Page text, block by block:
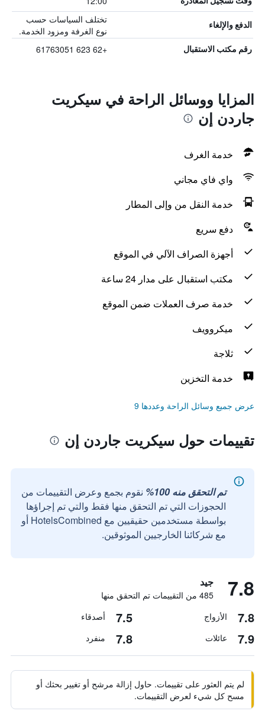
الدفع والإلغاء
تختلف السياسات حسب
نوع الغرفة ومزود الخدمة.
رقم مكتب الاستقبال +62 623 61763051
المزايا ووسائل الراحة في سيكريت
جاردن إن
خدمة الغرف
واي فاي مجاني
خدمة النقل من وإلى المطار
دفع سريع
أجهزة الصراف الآلي في الموقع
مكتب استقبال على مدار 24 ساعة
خدمة صرف العملات ضمن الموقع
ميكروويف
ثلاجة
خدمة التخزين
عرض جميع وسائل الراحة وعددها 9
تقييمات حول سيكريت جاردن إن
تم التحقق منه 100%
نقوم بجمع وعرض التقييمات من
الحجوزات التي تم التحقق منها فقط والتي تم إجراؤها
بواسطة مستخدمين حقيقيين مع HotelsCombined أو
مع شركائنا الخارجيين الموثوقين.
7.8 جيد
485 من التقييمات تم التحقق منها
7.8 الأزواج 7.5 أصدقاء
7.9 عائلات 7.8 منفرد
لم يتم العثور على تقييمات. حاول إزالة مرشح أو تغيير بحثك أو
مسح كل شيء لعرض التقييمات.